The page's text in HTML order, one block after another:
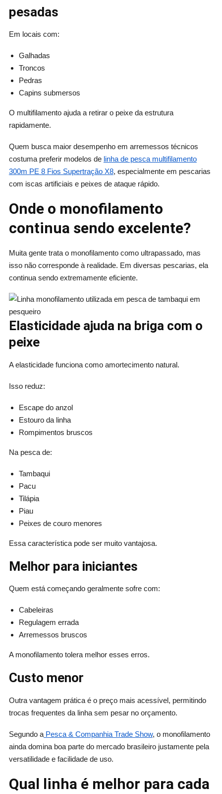
pesadas
Em locais com:
Galhadas
Troncos
Pedras
Capins submersos
O multifilamento ajuda a retirar o peixe da estrutura
rapidamente.
Quem busca maior desempenho em arremessos técnicos
costuma preferir modelos de linha de pesca multifilamento
300m PE 8 Fios Supertração X8, especialmente em pescarias
com iscas artificiais e peixes de ataque rápido.
Onde o monofilamento
continua sendo excelente?
Muita gente trata o monofilamento como ultrapassado, mas
isso não corresponde à realidade. Em diversas pescarias, ela
continua sendo extremamente eficiente.
Elasticidade ajuda na briga com o
peixe
A elasticidade funciona como amortecimento natural.
Isso reduz:
Escape do anzol
Estouro da linha
Rompimentos bruscos
Na pesca de:
Tambaqui
Pacu
Tilápia
Piau
Peixes de couro menores
Essa característica pode ser muito vantajosa.
Melhor para iniciantes
Quem está começando geralmente sofre com:
Cabeleiras
Regulagem errada
Arremessos bruscos
A monofilamento tolera melhor esses erros.
Custo menor
Outra vantagem prática é o preço mais acessível, permitindo
trocas frequentes da linha sem pesar no orçamento.
Segundo aPesca & Companhia Trade Show, o monofilamento
ainda domina boa parte do mercado brasileiro justamente pela
versatilidade e facilidade de uso.
Qual linha é melhor para cada